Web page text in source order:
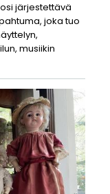
järjestettävä
joka tuo
musiikin